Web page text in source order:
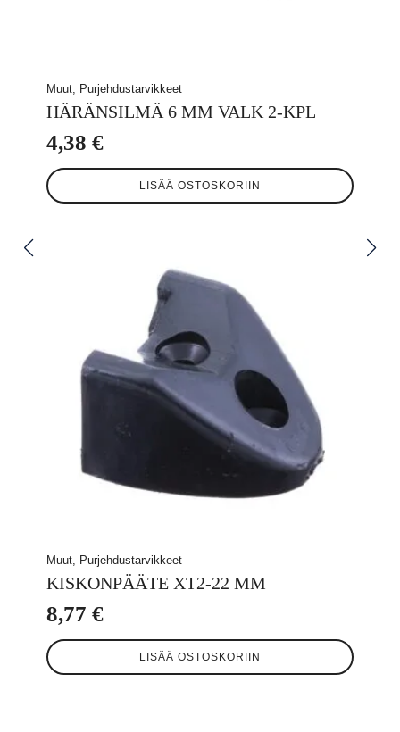
Muut, Purjehdustarvikkeet
HÄRÄNSILMÄ 6 MM VALK 2-KPL
4,38 €
LISÄÄ OSTOSKORIIN
Muut, Purjehdustarvikkeet
KISKONPÄÄTE XT2-22 MM
8,77 €
LISÄÄ OSTOSKORIIN